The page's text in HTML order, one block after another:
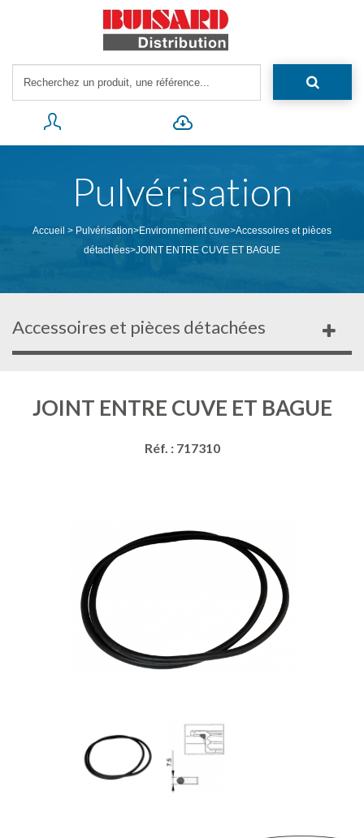
Pulvérisation
Accueil > Pulvérisation>Environnement cuve>Accessoires et pièces
détachées>JOINT ENTRE CUVE ET BAGUE
Accessoires et pièces détachées
JOINT ENTRE CUVE ET BAGUE
Réf. : 717310